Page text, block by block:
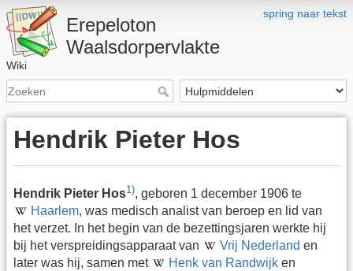
spring naar tekst
Erepeloton
Waalsdorpervlakte
Wiki
Hendrik Pieter Hos
Hendrik Pieter Hos1), geboren 1 december 1906 te
Haarlem, was medisch analist van beroep en lid van
het verzet. In het begin van de bezettingsjaren werkte hij
bij het verspreidingsapparaat van
Vrij Nederland en
later was hij, samen met
Henk van Randwijk en